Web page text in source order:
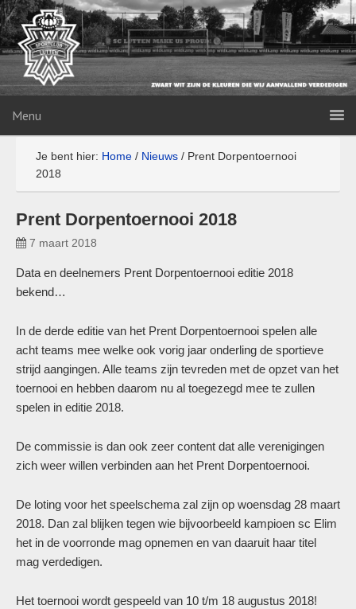
Menu
Je bent hier: Home / Nieuws / Prent Dorpentoernooi
2018
Prent Dorpentoernooi 2018
7 maart 2018
Data en deelnemers Prent Dorpentoernooi editie 2018
bekend…
In de derde editie van het Prent Dorpentoernooi spelen alle
acht teams mee welke ook vorig jaar onderling de sportieve
strijd aangingen. Alle teams zijn tevreden met de opzet van het
toernooi en hebben daarom nu al toegezegd mee te zullen
spelen in editie 2018.
De commissie is dan ook zeer content dat alle verenigingen
zich weer willen verbinden aan het Prent Dorpentoernooi.
De loting voor het speelschema zal zijn op woensdag 28 maart
2018. Dan zal blijken tegen wie bijvoorbeeld kampioen sc Elim
het in de voorronde mag opnemen en van daaruit haar titel
mag verdedigen.
Het toernooi wordt gespeeld van 10 t/m 18 augustus 2018!